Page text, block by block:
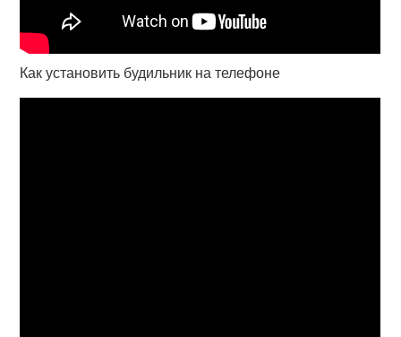
Как установить будильник на телефоне